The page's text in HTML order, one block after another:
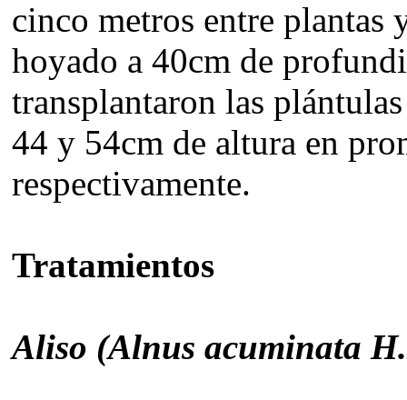
cinco metros entre plantas
hoyado a 40cm de
transplantaron las
44 y 54cm de altura en
respectivamente.
Tratamientos
Aliso (Alnus acuminata